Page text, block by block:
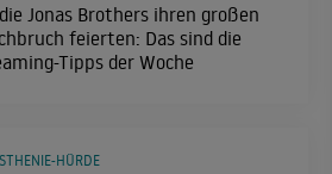
Jonas Brothers ihren großen
feierten: Das sind die
Tipps der Woche
HÜRDE